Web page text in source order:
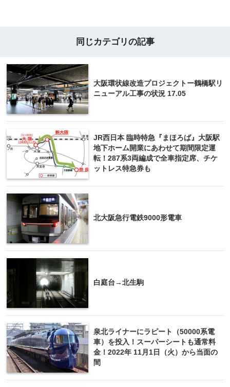
同じカテゴリの記事
大阪環状線改造プロジェクトー鶴橋駅リ
ニューアル工事の状況 17.05
JR西日本 臨時特急『まほろば』大阪駅
地下ホーム開業にあわせて期間限定運
転！287系3両編成で全車指定席、チケ
ットレス特急券も
北大阪急行電鉄9000形電車
白庭台→北生駒
泉北ライナーにラピート（50000系電
車）を投入！スーパーシートも通常料
金！2022年 11月1日（火）から当面の
間